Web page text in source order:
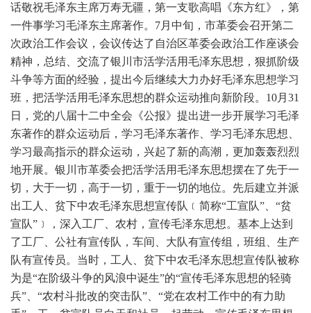
话敬祝毛泽东主席万寿无疆，第一支歌高唱《东方红》，第
一件事学习毛泽东主席著作。7月中旬，市革委会召开第二
次政治工作会议，会议传达了自治区革委会政治工作座谈会
精神，总结、交流了银川市活学活用毛泽东思想，狠抓阶级
斗争等方面的经验，提出今后继续大力办好毛泽东思想学习
班，把活学活用毛泽东思想的群众运动推向新阶段。10月31
日，党的八届十二中全会《公报》提出进一步开展学习毛泽
东著作的群众运动后，学习毛泽东著作、学习毛泽东思想、
学习最高指示的群众运动，兴起了新的高潮，更加轰轰烈烈
地开展。银川市革委会把活学活用毛泽东思想摆在了先于一
切，大于一切，高于一切，重于一切的地位。先后建立并派
出工人、贫下中农毛泽东思想宣传队﹝简称“工宣队”、“贫
宣队”﹞，深入工厂、农村，宣传毛泽东思想。基本上达到
了工厂、公社有宣传队，车间、大队有宣传组，班组、生产
队有宣传员。当时，工人、贫下中农毛泽东思想宣传队被称
为是“在阶级斗争的风浪中诞生”的“宣传毛泽东思想的轻骑
兵”、“农村斗批改的突击队”、“党在农村工作中的有力助